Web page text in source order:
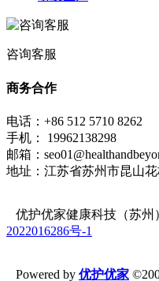
咨询客服
商务合作
电话：+86 512 5710 8262
手机： 19962138298
邮箱：
地址：江苏省苏州市昆山
优护优家健康科技（苏州
2022016286号-1
Powered by 优护优家